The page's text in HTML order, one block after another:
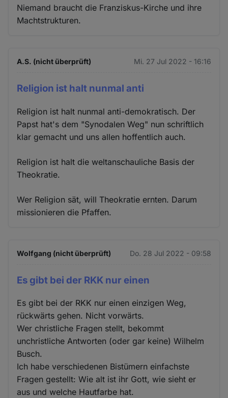
Niemand braucht die Franziskus-Kirche und ihre
Machtstrukturen.
A.S. (nicht überprüft) Mi. 27 Jul 2022 - 16:16
Religion ist halt nunmal anti
Religion ist halt nunmal anti-demokratisch. Der
Papst hat's dem "Synodalen Weg" nun schriftlich
klar gemacht und uns allen hoffentlich auch.
Religion ist halt die weltanschauliche Basis der
Theokratie.
Wer Religion sät, will Theokratie ernten. Darum
missionieren die Pfaffen.
Wolfgang (nicht überprüft) Do. 28 Jul 2022 - 09:58
Es gibt bei der RKK nur einen
Es gibt bei der RKK nur einen einzigen Weg,
rückwärts gehen. Nicht vorwärts.
Wer christliche Fragen stellt, bekommt
unchristliche Antworten (oder gar keine) Wilhelm
Busch.
Ich habe verschiedenen Bistümern einfachste
Fragen gestellt: Wie alt ist ihr Gott, wie sieht er
aus und welche Hautfarbe hat.